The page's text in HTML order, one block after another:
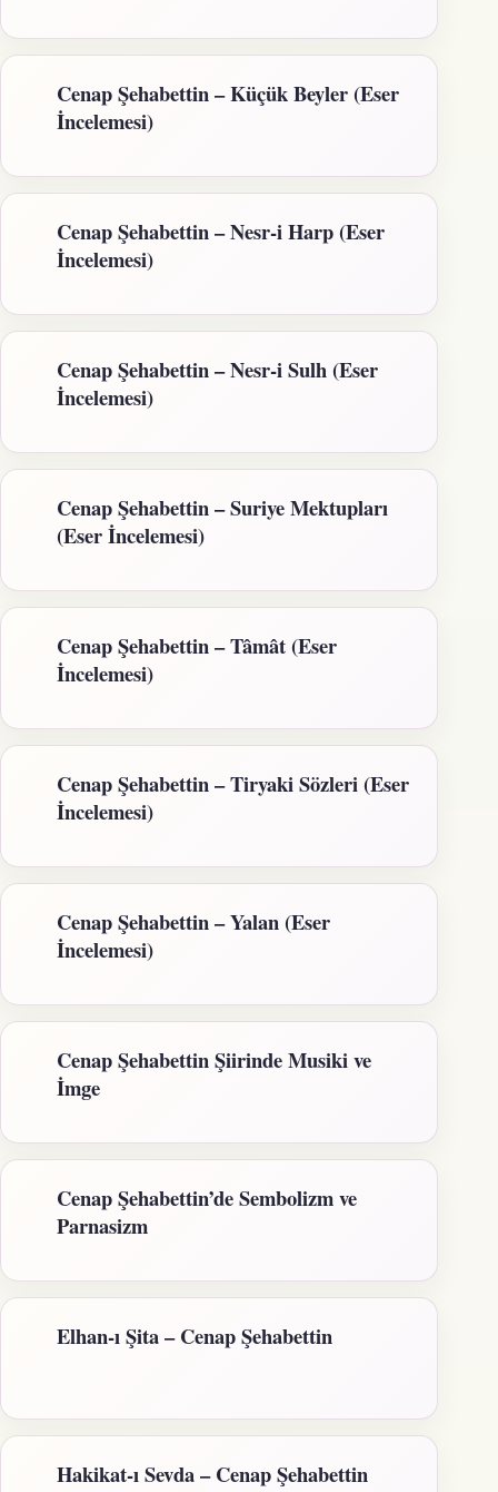
Cenap Şehabettin – Küçük Beyler (Eser
İncelemesi)
Cenap Şehabettin – Nesr-i Harp (Eser
İncelemesi)
Cenap Şehabettin – Nesr-i Sulh (Eser
İncelemesi)
Cenap Şehabettin – Suriye Mektupları
(Eser İncelemesi)
Cenap Şehabettin – Tâmât (Eser
İncelemesi)
Cenap Şehabettin – Tiryaki Sözleri (Eser
İncelemesi)
Cenap Şehabettin – Yalan (Eser
İncelemesi)
Cenap Şehabettin Şiirinde Musiki ve
İmge
Cenap Şehabettin’de Sembolizm ve
Parnasizm
Elhan-ı Şita – Cenap Şehabettin
Hakikat-ı Sevda – Cenap Şehabettin